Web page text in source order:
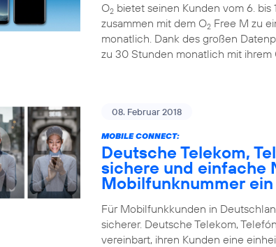
O2 bietet seinen Kunden vom 6. bis
zusammen mit dem O2 Free M zu
monatlich. Dank des großen
zu 30 Stunden monatlich mit ihrem
08. Februar 2018
MOBILE CONNECT:
Deutsche Telekom,
sichere und einfache
Mobilfunknummer ein
Für Mobilfunkkunden in
sicherer. Deutsche Telekom,
vereinbart, ihren Kunden eine